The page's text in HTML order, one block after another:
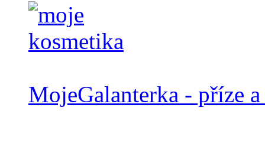
MojeGalanterka - příze